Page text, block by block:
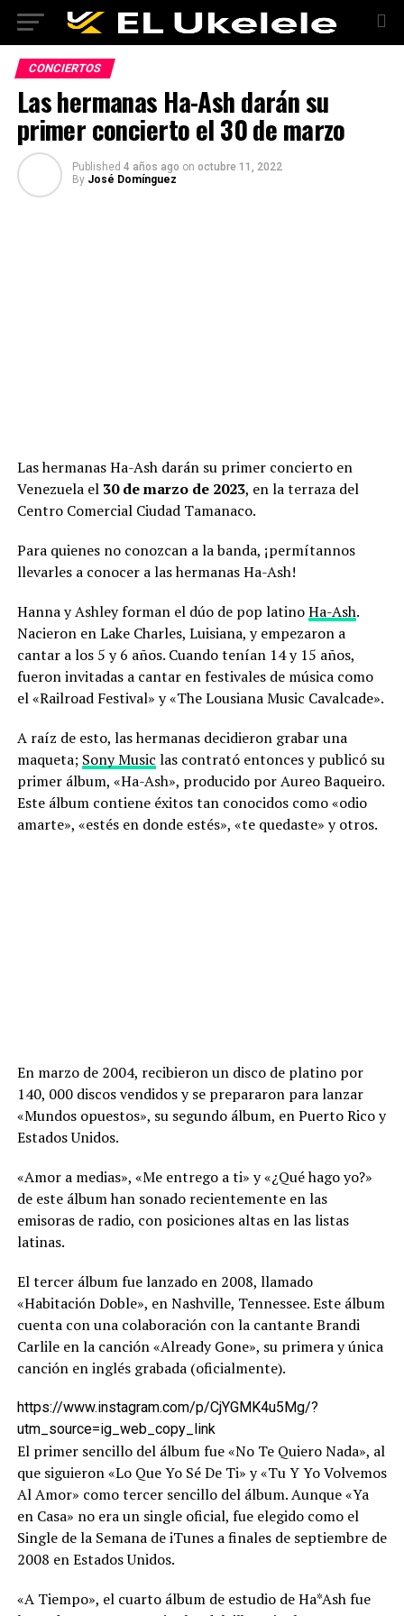
CONCIERTOS
Las hermanas Ha-Ash darán su
primer concierto el 30 de marzo
Published 4 años ago on octubre 11, 2022
By José Domínguez
Las hermanas Ha-Ash darán su primer concierto en
Venezuela el 30 de marzo de 2023, en la terraza del
Centro Comercial Ciudad Tamanaco.
Para quienes no conozcan a la banda, ¡permítannos
llevarles a conocer a las hermanas Ha-Ash!
Hanna y Ashley forman el dúo de pop latinoHa-Ash.
Nacieron en Lake Charles, Luisiana, y empezaron a
cantar a los 5 y 6 años. Cuando tenían 14 y 15 años,
fueron invitadas a cantar en festivales de música como
el «Railroad Festival» y «The Lousiana Music Cavalcade».
A raíz de esto, las hermanas decidieron grabar una
maqueta; Sony Music las contrató entonces y publicó su
primer álbum, «Ha-Ash», producido por Aureo Baqueiro.
Este álbum contiene éxitos tan conocidos como «odio
amarte», «estés en donde estés», «te quedaste» y otros.
En marzo de 2004, recibieron un disco de platino por
140, 000 discos vendidos y se prepararon para lanzar
«Mundos opuestos», su segundo álbum, en Puerto Rico y
Estados Unidos.
«Amor a medias», «Me entrego a ti» y «¿Qué hago yo?»
de este álbum han sonado recientemente en las
emisoras de radio, con posiciones altas en las listas
latinas.
El tercer álbum fue lanzado en 2008, llamado
«Habitación Doble», en Nashville, Tennessee. Este álbum
cuenta con una colaboración con la cantante Brandi
Carlile en la canción «Already Gone», su primera y única
canción en inglés grabada (oficialmente).
https://www.instagram.com/p/CjYGMK4u5Mg/?
utm_source=ig_web_copy_link
El primer sencillo del álbum fue «No Te Quiero Nada», al
que siguieron «Lo Que Yo Sé De Ti» y «Tu Y Yo Volvemos
Al Amor» como tercer sencillo del álbum. Aunque «Ya
en Casa» no era un single oficial, fue elegido como el
Single de la Semana de iTunes a finales de septiembre de
2008 en Estados Unidos.
«A Tiempo», el cuarto álbum de estudio de Ha*Ash fue